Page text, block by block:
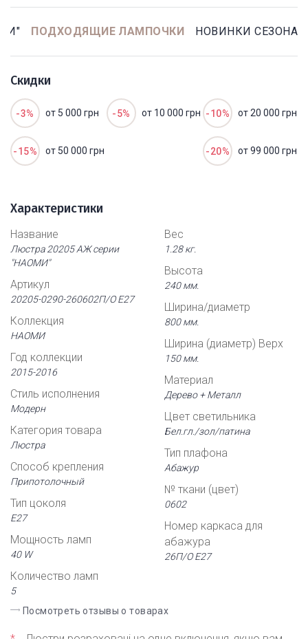
ПОДХОДЯЩИЕ ЛАМПОЧКИ НОВИНКИ СЕЗОНА
Скидки
-3% от 5 000 грн -5% от 10 000 грн -10% от 20 000 грн
-15% от 50 000 грн -20% от 99 000 грн
Характеристики
Название
Люстра 20205 АЖ серии
"НАОМИ"
Артикул
20205-0290-260602П/О Е27
Коллекция
НАОМИ
Год коллекции
2015-2016
Стиль исполнения
Модерн
Категория товара
Люстра
Способ крепления
Припотолочный
Тип цоколя
Е27
Мощность ламп
40 W
Количество ламп
5
Вес
1.28 кг.
Высота
240 мм.
Ширина/диаметр
800 мм.
Ширина (диаметр) Верх
150 мм.
Материал
Дерево + Металл
Цвет светильника
Бел.гл./зол/патина
Тип плафона
Абажур
№ ткани (цвет)
0602
Номер каркаса для
абажура
26П/О Е27
Посмотреть отзывы о товарах